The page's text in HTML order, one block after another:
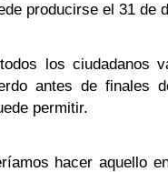
producirse el 31 de
los ciudadanos
antes de finales
permitir.
hacer aquello